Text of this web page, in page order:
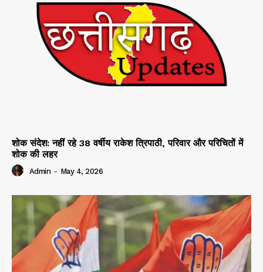
शोक संदेश: नहीं रहे 38 वर्षीय राकेश त्रिपाठी, परिवार और परिचितों में
शोक की लहर
Admin - May 4, 2026